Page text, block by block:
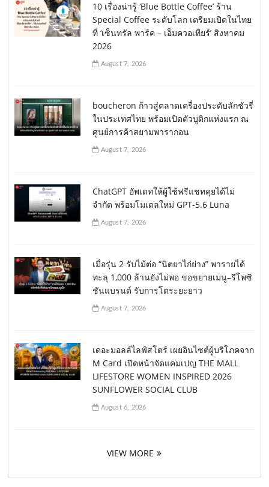
10 เรื่องน่ารู้ ‘Blue Bottle Coffee’ ร้าน
Special Coffee ระดับโลก เตรียมเปิดในไทย
ที่ ‘เซ็นทรัล พาร์ค – เอ็มควอเทียร์’ สิงหาคม
2026
August 7, 2026
boucheron ก้าวสู่ตลาดเครื่องประดับลักชัวรี่
ในประเทศไทย พร้อมเปิดตัวบูติกแห่งแรก ณ
ศูนย์การค้าสยามพารากอน
August 7, 2026
ChatGPT อัพเดทให้ผู้ใช้ฟรีแชทคุยได้ไม่
จำกัด พร้อมโมเดลใหม่ GPT-5.6 Luna
August 7, 2026
เมื่อรุ่น 2 รับไม้ต่อ “นิตยาไก่ย่าง” พารายได้
ทะลุ 1,000 ล้านยังไม่พอ ขอขยายเมนู–รีโพซิ
ชันแบรนด์ รับการโตระยะยาว
August 7, 2026
เดอะมอลล์ไลฟ์สโตร์ เผยอินไซต์ผู้บริโภคจาก
M Card เปิดหน้าจัดแคมเปญ THE MALL
LIFESTORE WOMEN INSPIRED 2026
SUNFLOWER SOCIAL CLUB
August 6, 2026
VIEW MORE